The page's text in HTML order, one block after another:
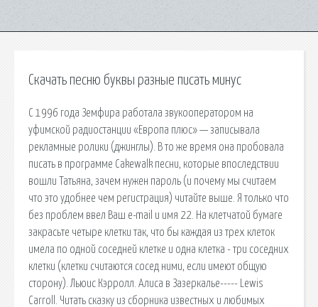
Скачать песню буквы разные писать минус
С 1996 года Земфира работала звукооператором на
уфимской радиостанции «Европа плюс» — записывала
рекламные ролики (джинглы). В то же время она пробовала
писать в программе Cakewalk песни, которые впоследствии
вошли Татьяна, зачем нужен пароль (и почему мы считаем
что это удобнее чем регистрация) читайте выше. Я только что
без проблем ввел Ваш e-mail и имя 22. На клетчатой бумаге
закрасьте четыре клетки так, что бы каждая из трех клеток
имела по одной соседней клетке и одна клетка - три соседних
клетки (клетки считаются сосед ними, если имеют общую
сторону). Льюис Кэрролл. Алиса в Зазеркалье----- Lewis
Carroll. Читать сказку из сборника известных и любимых